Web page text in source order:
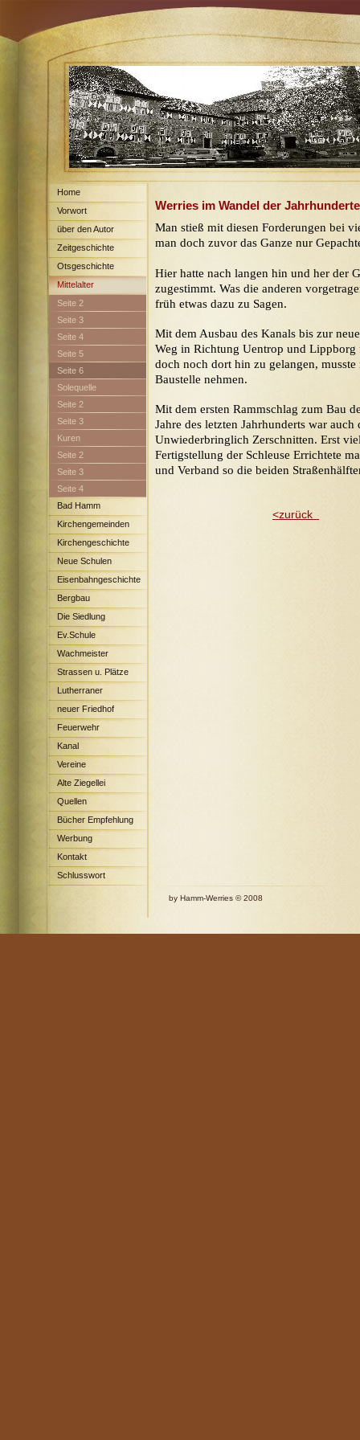
Home
Vorwort
über den Autor
Zeitgeschichte
Otsgeschichte
Mittelalter
Seite 2
Seite 3
Seite 4
Seite 5
Seite 6
Solequelle
Seite 2
Seite 3
Kuren
Seite 2
Seite 3
Seite 4
Bad Hamm
Kirchengemeinden
Kirchengeschichte
Neue Schulen
Eisenbahngeschichte
Bergbau
Die Siedlung
Maximilian
Ev.Schule
Wachmeister
Strassen u. Plätze
Lutherraner
neuer Friedhof
Feuerwehr
Kanal
Vereine
Alte Ziegellei
Quellen
Bücher Empfehlung
Werbung
Kontakt
Schlusswort
Werries im Wandel der
Man stieß mit diesen Forderungen bei
man doch zuvor das Ganze nur
Hier hatte nach langen hin und her der
zugestimmt. Was die anderen
früh etwas dazu zu Sagen.
Mit dem Ausbau des Kanals bis zur
Weg in Richtung Uentrop und
doch noch dort hin zu gelangen,
Baustelle nehmen.
Mit dem ersten Rammschlag zum Bau
Jahre des letzten Jahrhunderts war
Unwiederbringlich Zerschnitten. Erst
Fertigstellung der Schleuse Errichtete
und Verband so die beiden
<zurück
by Hamm-Werries © 2008